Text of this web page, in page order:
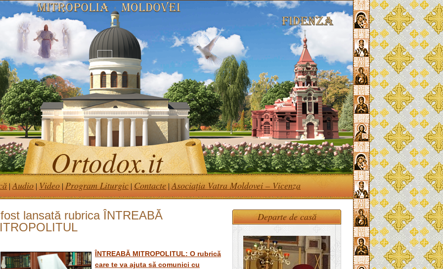
Ortodox.it
| Audio | Video | Program Liturgic | Contacte | Asociația Vatra Moldovei – Vicenza
lansată rubrica ÎNTREABĂ
ÎNTREABĂ MITROPOLITUL: O rubrică
care te va ajuta să comunici cu
Departe de casă